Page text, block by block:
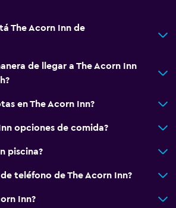
exterior
comunes
The Acorn Inn de
de llegar a The Acorn Inn
en The Acorn Inn?
opciones de comida?
piscina?
teléfono de The Acorn Inn?
Inn?